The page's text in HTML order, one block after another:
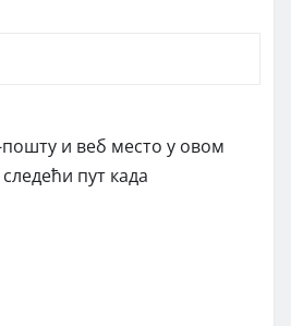
пошту и веб место у овом
пут када